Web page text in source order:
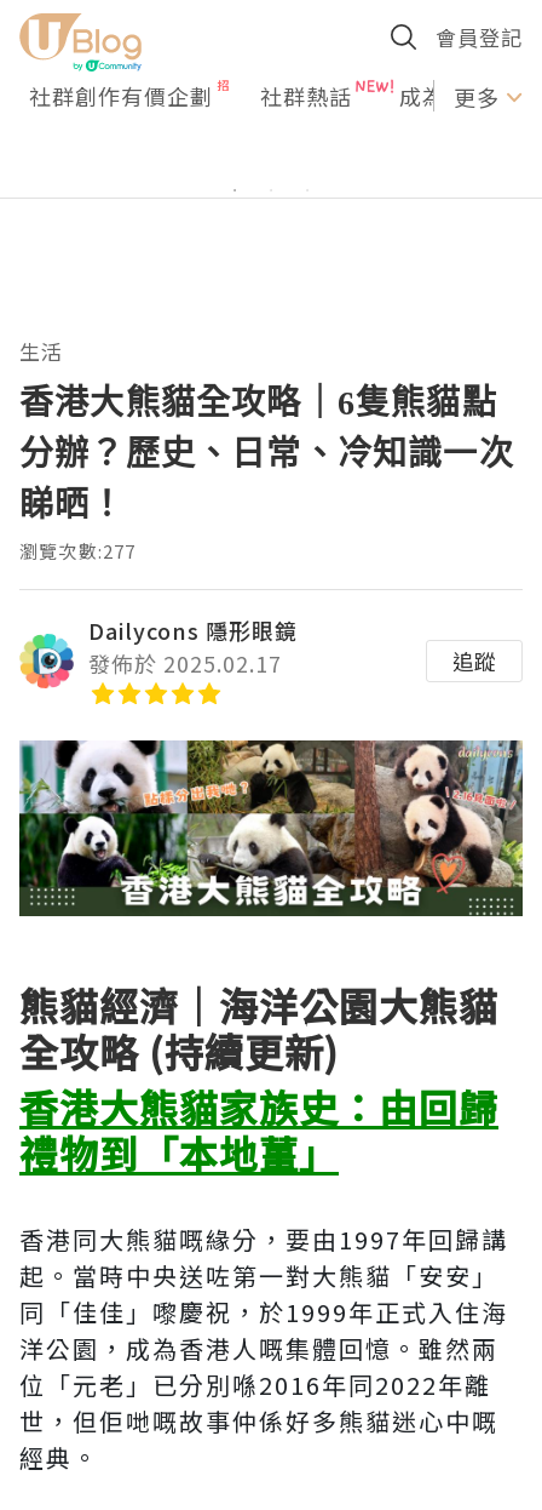
會員登記
社群創作有價企劃 社群熱話 成為U更多
生活
香港大熊貓全攻略｜6隻熊貓點
分辦？歷史、日常、冷知識一次
睇晒！
瀏覽次數:277
Dailycons 隱形眼鏡
發佈於 2025.02.17
追蹤
熊貓經濟｜海洋公園大熊貓
全攻略 (持續更新)
香港大熊貓家族史：由回歸
禮物到「本地薑」
香港同大熊貓嘅緣分，要由1997年回歸講
起。當時中央送咗第一對大熊貓「安安」
同「佳佳」嚟慶祝，於1999年正式入住海
洋公園，成為香港人嘅集體回憶。雖然兩
位「元老」已分別喺2016年同2022年離
世，但佢哋嘅故事仲係好多熊貓迷心中嘅
經典。